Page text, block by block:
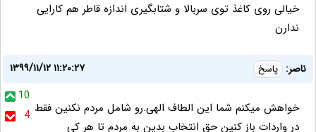
خیالی روی کاغذ توی سربالا و شتابگیری اندازه قاطر هم کارایی
ندارن
ناصر: پاسخ
۱۳۹۹/۱۱/۱۲ ۱۱:۲۰:۲۷
10
4 خواهش میکنم شما این الطاف الهی.رو شامل مردم نکنین فقط
در واردات باز کنین حق انتخاب بدین به مردم تا هر کی